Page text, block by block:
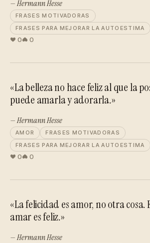
— Hermann Hesse
FRASES MOTIVADORAS
FRASES PARA MEJORAR LA AUTOESTIMA
0 0
«La belleza no hace feliz al que la
puede amarla y adorarla.»
— Hermann Hesse
AMOR
FRASES MOTIVADORAS
FRASES PARA MEJORAR LA AUTOESTIMA
0 0
«La felicidad es amor, no otra cosa.
amar es feliz.»
— Hermann Hesse